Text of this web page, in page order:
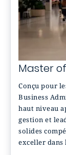
Master
Conçu pour
Business
haut niveau
gestion et
solides
exceller dans